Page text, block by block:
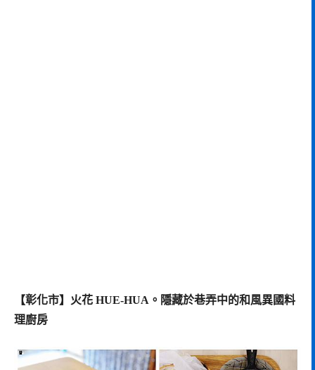
【彰化市】火花 HUE-HUA。隱藏於巷弄中的和風異國料
理廚房